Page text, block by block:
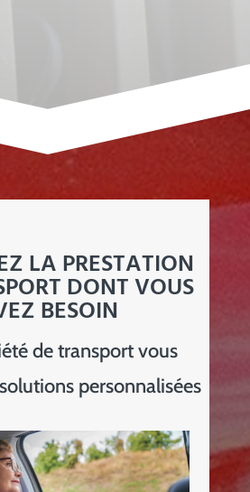
LA PRESTATION
DONT VOUS
BESOIN
de transport vous
personnalisées